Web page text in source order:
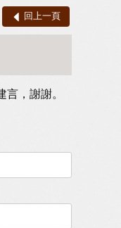
回上一頁
，謝謝。